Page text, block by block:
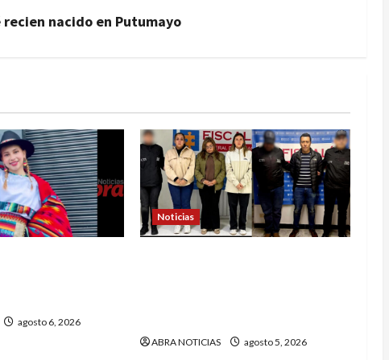
nacido en Putumayo
agosto 6, 2026
Noticias
ABRA NOTICIAS agosto 5, 2026